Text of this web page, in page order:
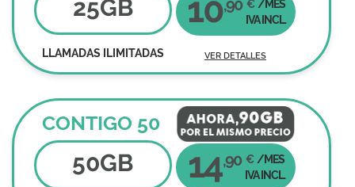
25GB
LLAMADAS ILIMITADAS
10,90 € /MES
IVA INCL.
VER DETALLES
CONTIGO 50
50GB 14,90 € /MES
IVA INCL.